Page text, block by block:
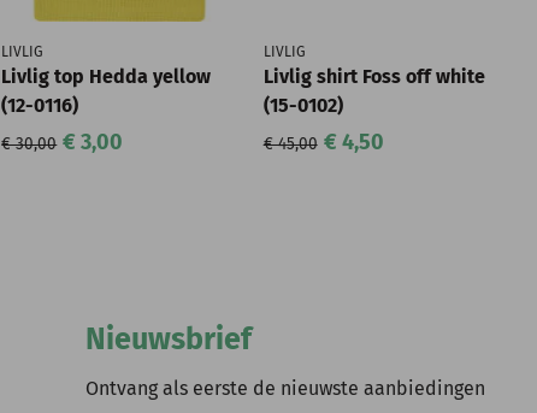
LIVLIG
Livlig top Hedda yellow
(12-0116)
€ 30,00 € 3,00
LIVLIG
Livlig shirt Foss off white
(15-0102)
€ 45,00 € 4,50
Nieuwsbrief
Ontvang als eerste de nieuwste aanbiedingen